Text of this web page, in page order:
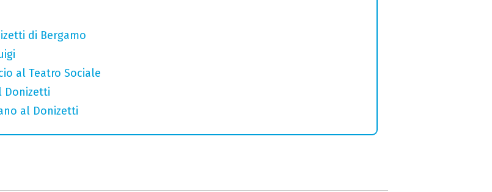
di Bergamo
al Teatro Sociale
Donizetti
al Donizetti